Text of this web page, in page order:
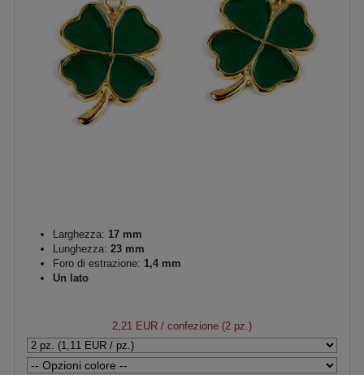
Larghezza: 17 mm
Lunghezza: 23 mm
Foro di estrazione: 1,4 mm
Un lato
2,21 EUR / confezione (2 pz.)